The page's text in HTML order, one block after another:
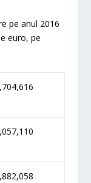
pe anul 2016
euro, pe